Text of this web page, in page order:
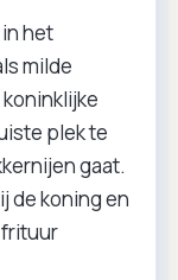
het
milde
plek te
gaat.
de koning en
frituur